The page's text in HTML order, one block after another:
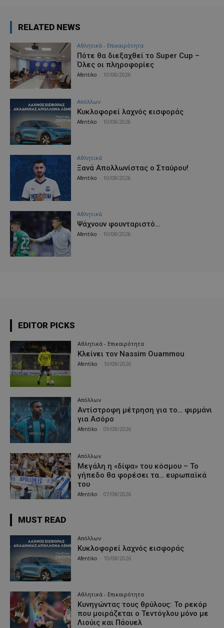
RELATED NEWS
Αθλητικά - Επικαιρότητα
Πότε θα διεξαχθεί το Super Cup –
Όλες οι πληροφορίες
Afentiko 10/08/2026
Απόλλων
Κυκλοφορεί λαχνός εισφοράς
Afentiko 10/08/2026
Αθλητικά
Ξανά Απολλωνίστας ο Σταύρου!
Afentiko 10/08/2026
Αθλητικά
Ψάχνουν φουνταριστό…
Afentiko 10/08/2026
EDITOR PICKS
Αθλητικά - Επικαιρότητα
Κλείνει τον Nassim Ouammou
Afentiko 10/08/2026
Απόλλων
Αντίστροφη μέτρηση για το… φιρμάνι
για Ασόρο
Afentiko 09/08/2026
Απόλλων
Μεγάλη η «δίψα» του κόσμου – Το
γήπεδο θα φορέσει τα… ευρωπαϊκά
του
Afentiko 07/08/2026
MUST READ
Απόλλων
Κυκλοφορεί λαχνός εισφοράς
Afentiko 10/08/2026
Αθλητικά - Επικαιρότητα
Κυνηγώντας τους θρύλους: Το ρεκόρ
που μοιράζεται ο Τεντόγλου μόνο με
Λιούις και Πάουελ